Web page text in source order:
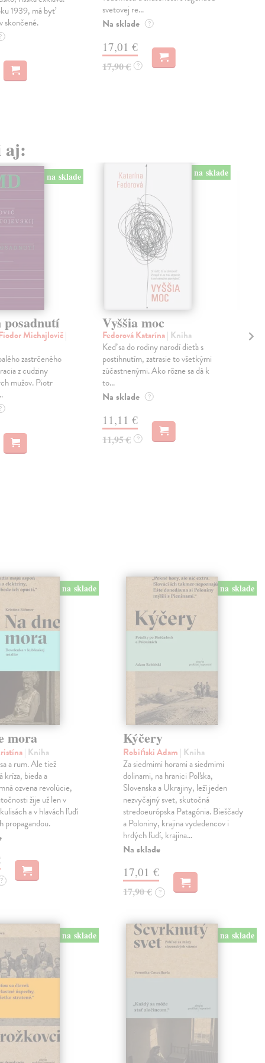
1939, má byť
skončené.
svetovej re...
Na sklade ?
17,01 €
17,90 € ?
aj:
na sklade
Michajlovič|
zastrčeného
z cudziny
mužov. Piotr
?
na sklade
Vyššia moc
Fedorová Katarína| Kniha
Keď sa do rodiny narodí dieťa s
postihnutím, zatrasie to všetkými
zúčastnenými. Ako rôzne sa dá k
to...
Na sklade ?
11,11 €
11,95 € ?
na sklade
mora
| Kniha
a rum. Ale tiež
kríza, bieda a
ozvena revolúcie,
žije už len v
a v hlavách ľudí
propagandou.
?
na sklade
Kýčery
Robiński Adam | Kniha
Za siedmimi horami a siedmimi
dolinami, na hranici Poľska,
Slovenska a Ukrajiny, leží jeden
nezvyčajný svet, skutočná
stredoeurópska Patagónia. Bieščady
a Poloniny, krajina vydedencov i
hrdých ľudí, krajina…
Na sklade
17,01 €
17,90 € ?
na sklade na sklade